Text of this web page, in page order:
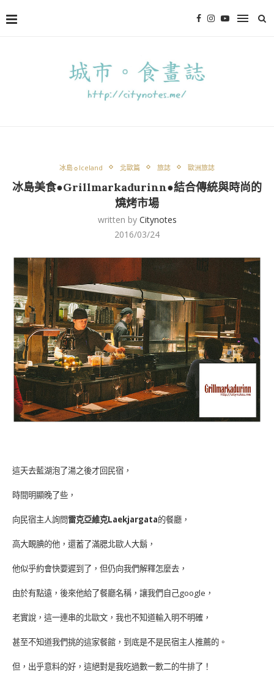
冰島☼Iceland 北歐篇 旅誌 歐洲旅誌
冰島美食●Grillmarkadurinn●結合傳統與時尚的
燒烤市場
written by Citynotes
2016/03/24
這天去藍湖泡了湯之後才回民宿，
時間明顯晚了些，
向民宿主人詢問雷克亞維克Laekjargata的餐廳，
高大靦腆的他，還蓄了滿腮北歐人大鬍，
他似乎約會快要遲到了，但仍向我們解釋怎麼去，
由於有點遠，後來他給了餐廳名稱，讓我們自己google，
老實說，這一連串的北歐文，我也不知道輸入明不明確，
甚至不知道我們挑的這家餐館，到底是不是民宿主人推薦的。
但，出乎意料的好，這絕對是我吃過數一數二的牛排了！